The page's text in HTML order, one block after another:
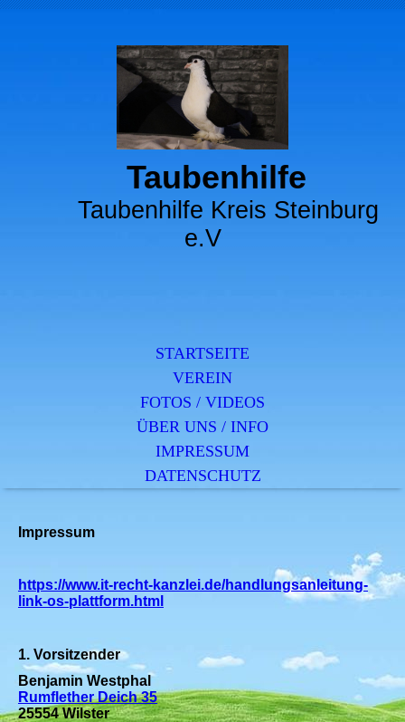
Taubenhilfe
Taubenhilfe Kreis Steinburg
e.V
STARTSEITE
VEREIN
FOTOS / VIDEOS
ÜBER UNS / INFO
IMPRESSUM
DATENSCHUTZ
Impressum
https://www.it-recht-kanzlei.de/handlungsanleitung-
link-os-plattform.html
1. Vorsitzender
Benjamin Westphal
Rumflether Deich 35
25554 Wilster